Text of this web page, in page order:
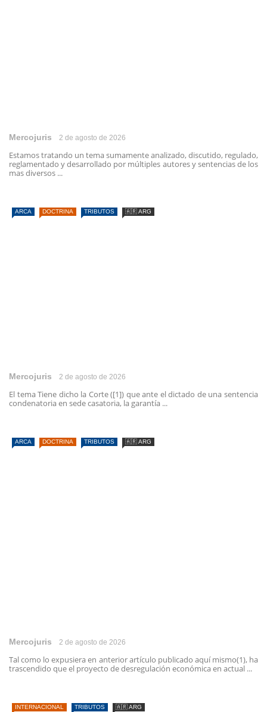
Mercojuris 2 de agosto de 2026
Estamos tratando un tema sumamente analizado, discutido, regulado,
reglamentado y desarrollado por múltiples autores y sentencias de los
mas diversos ...
ARCA DOCTRINA TRIBUTOS 🇦🇷 ARG
Mercojuris 2 de agosto de 2026
El tema Tiene dicho la Corte ([1]) que ante el dictado de una sentencia
condenatoria en sede casatoria, la garantía ...
ARCA DOCTRINA TRIBUTOS 🇦🇷 ARG
Mercojuris 2 de agosto de 2026
Tal como lo expusiera en anterior artículo publicado aquí mismo(1), ha
trascendido que el proyecto de desregulación económica en actual ...
INTERNACIONAL TRIBUTOS 🇦🇷 ARG